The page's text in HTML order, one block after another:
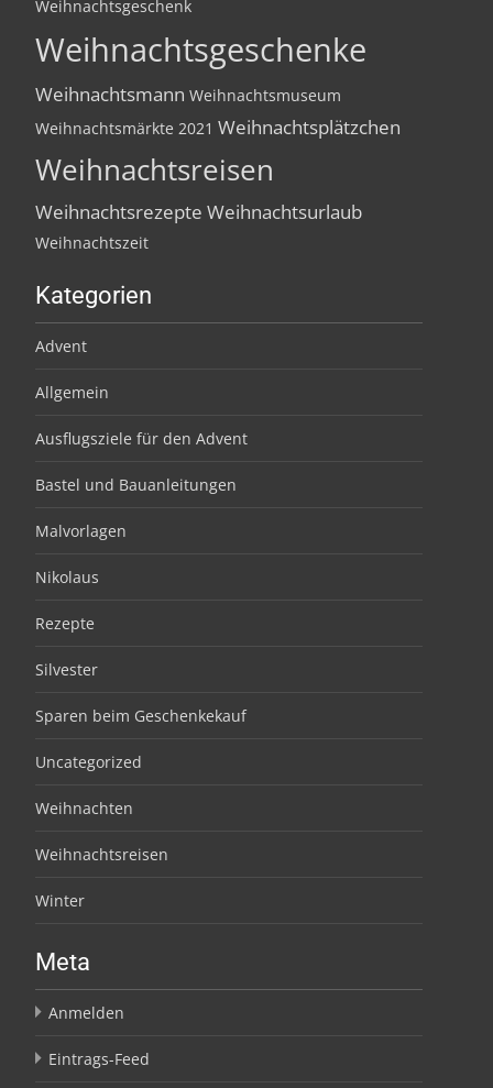
Weihnachtsgeschenk
Weihnachtsgeschenke
Weihnachtsmann Weihnachtsmuseum
Weihnachtsmärkte 2021 Weihnachtsplätzchen
Weihnachtsreisen
Weihnachtsrezepte Weihnachtsurlaub
Weihnachtszeit
Kategorien
Advent
Allgemein
Ausflugsziele für den Advent
Bastel und Bauanleitungen
Malvorlagen
Nikolaus
Rezepte
Silvester
Sparen beim Geschenkekauf
Uncategorized
Weihnachten
Weihnachtsreisen
Winter
Meta
Anmelden
Eintrags-Feed